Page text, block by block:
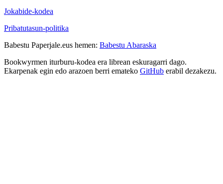
Jokabide-kodea
Pribatutasun-politika
Babestu Paperjale.eus hemen: Babestu Abaraska
Bookwyrmen iturburu-kodea era librean eskuragarri dago.
Ekarpenak egin edo arazoen berri emateko GitHub erabil dezakezu.